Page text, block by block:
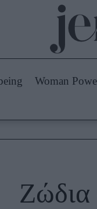
Woman
Ζώδια